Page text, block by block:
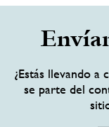
¿Estás llevando a
se parte del